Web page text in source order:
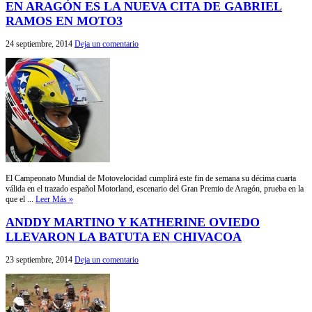
EN ARAGÓN ES LA NUEVA CITA DE GABRIEL
RAMOS EN MOTO3
24 septiembre, 2014 Deja un comentario
El Campeonato Mundial de Motovelocidad cumplirá este fin de semana su décima cuarta
válida en el trazado español Motorland, escenario del Gran Premio de Aragón, prueba en la
que el ... Leer Más »
ANDDY MARTINO Y KATHERINE OVIEDO
LLEVARON LA BATUTA EN CHIVACOA
23 septiembre, 2014 Deja un comentario